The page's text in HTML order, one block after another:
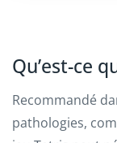
Qu’est-ce
Recommandé
pathologies,